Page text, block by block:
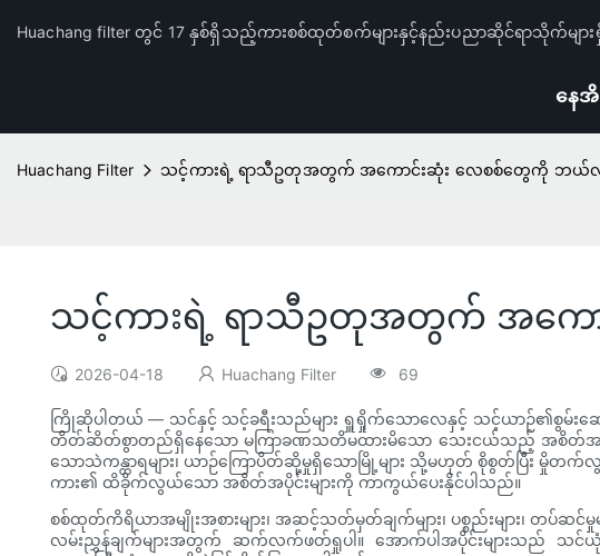
Huachang filter တွင် 17 နှစ်ရှိသည့်ကားစစ်ထုတ်စက်များနှင့်နည်းပညာဆိုင်ရာသိုက်မျာ
နေ
Huachang Filter သင့်ကားရဲ့ ရာသီဥတုအတွက် အကောင်းဆုံး လေစစ်တွေကို ဘယ်လို
သင့်ကားရဲ့ ရာသီဥတုအတွက် အကေ
2026-04-18 Huachang Filter 69
ကြိုဆိုပါတယ် — သင်နှင့် သင့်ခရီးသည်များ ရှူရှိုက်သောလေနှင့် သင့်ယာဉ်၏စွမ်း
တိတ်ဆိတ်စွာတည်ရှိနေသော မကြာခဏသတိမထားမိသော သေးငယ်သည့် အစိတ်အပိုင်
သောသဲကန္တာရများ၊ ယာဉ်ကြောပိတ်ဆို့မှုရှိသောမြို့များ သို့မဟုတ် စိုစွတ်ပြီး မှိုတ
ကား၏ ထိခိုက်လွယ်သော အစိတ်အပိုင်းများကို ကာကွယ်ပေးနိုင်ပါသည်။
စစ်ထုတ်ကိရိယာအမျိုးအစားများ၊ အဆင့်သတ်မှတ်ချက်များ၊ ပစ္စည်းများ၊ တပ်
လမ်းညွှန်ချက်များအတွက် ဆက်လက်ဖတ်ရှုပါ။ အောက်ပါအပိုင်းများသည် သင်